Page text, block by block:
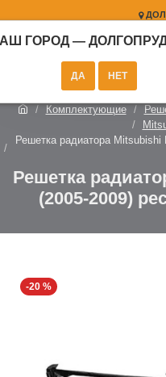
ГОРОД —
Комплектующие
Решетка радиатора Mitsubishi
Решетка
(2005-2009)
-20 %